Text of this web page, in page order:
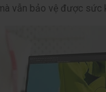
vẫn bảo vệ được sức